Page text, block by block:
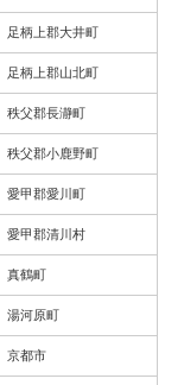
足柄上郡大井町
足柄上郡山北町
秩父郡長瀞町
秩父郡小鹿野町
愛甲郡愛川町
愛甲郡清川村
真鶴町
湯河原町
京都市